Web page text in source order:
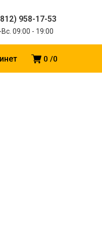
958-17-53
09:00 - 19:00
0 0